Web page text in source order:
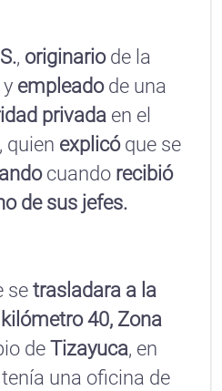
, originariode la
y empleadode una
privada en el
quien explicóque se
cuando recibió
de sus jefes.
setrasladara a la
40, Zona
deTizayuca, en
una oficina de